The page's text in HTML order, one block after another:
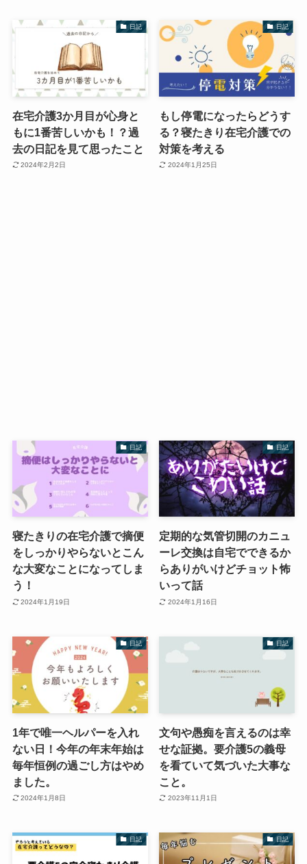
日記
在宅介護3か月目が心身と
もに1番苦しいかも！？過
去の日記を見て思ったこと
2024年2月2日
日記
もし停電になったらどうす
る？寝たきり在宅介護での
対策を考える
2024年1月25日
日記
寝たきりの在宅介護で摘便
をしっかりやらないとこん
な大変なことになってしま
う！
2024年1月19日
日記
定期的な気管切開のカニュ
ーレ交換は自宅でできるか
らありがいけどチョット怖
いって話
2024年1月16日
日記
1年で唯一ヘルパーを入れ
ない日！今年の年末年始は
毎年恒例の過ごし方はやめ
ました。
2024年1月8日
日記
文句や愚痴を言えるのは幸
せな証拠。要介護5の義母
を看ていて気づいた大事な
こと。
2023年11月1日
日記 日記